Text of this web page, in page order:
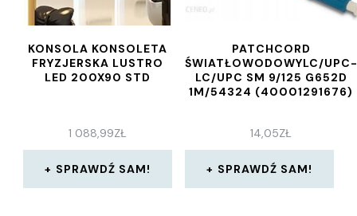
KONSOLA KONSOLETA
FRYZJERSKA LUSTRO
LED 200X90 STD
1 088,99ZŁ
SPRAWDŹ SAM!
PATCHCORD
ŚWIATŁOWODOWYLC/UPC-
LC/UPC SM 9/125 G652D
1M/54324 (40001291676)
14,05ZŁ
SPRAWDŹ SAM!